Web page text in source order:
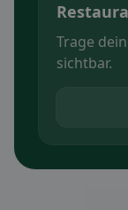
Trage
sichtbar.